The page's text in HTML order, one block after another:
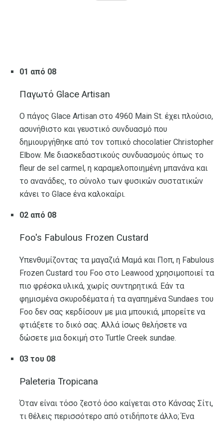
01 από 08
Παγωτό Glace Artisan
Ο πάγος Glace Artisan στο 4960 Main St. έχει πλούσιο,
ασυνήθιστο και γευστικό συνδυασμό που
δημιουργήθηκε από τον τοπικό chocolatier Christopher
Elbow. Με διασκεδαστικούς συνδυασμούς όπως το
fleur de sel carmel, η καραμελοποιημένη μπανάνα και
το ανανάδες, το σύνολο των φυσικών συστατικών
κάνει το Glace ένα καλοκαίρι.
02 από 08
Foo's Fabulous Frozen Custard
Υπενθυμίζοντας τα μαγαζιά Μαμά και Ποπ, η Fabulous
Frozen Custard του Foo στο Leawood χρησιμοποιεί τα
πιο φρέσκα υλικά, χωρίς συντηρητικά. Εάν τα
φημισμένα σκυροδέματα ή τα αγαπημένα Sundaes του
Foo δεν σας κερδίσουν με μια μπουκιά, μπορείτε να
φτιάξετε το δικό σας. Αλλά ίσως θελήσετε να
δώσετε μια δοκιμή στο Turtle Creek sundae.
03 του 08
Paleteria Tropicana
Όταν είναι τόσο ζεστό όσο καίγεται στο Κάνσας Σίτι,
τι θέλεις περισσότερο από οτιδήποτε άλλο; Ένα